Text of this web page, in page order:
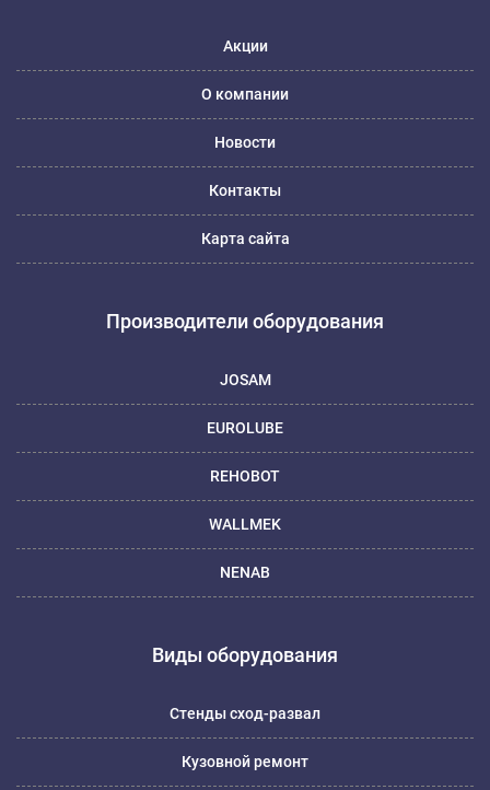
Акции
О компании
Новости
Контакты
Карта сайта
Производители оборудования
JOSAM
EUROLUBE
REHOBOT
WALLMEK
NENAB
Виды оборудования
Стенды сход-развал
Кузовной ремонт